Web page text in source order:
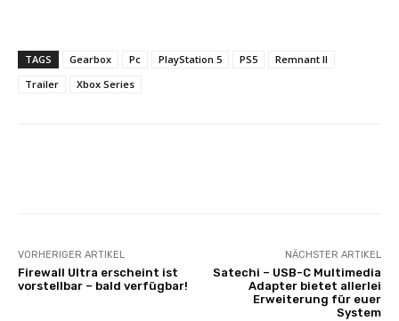
TAGS Gearbox Pc PlayStation 5 PS5
Remnant II
Trailer
Xbox Series
VORHERIGER ARTIKEL
Firewall Ultra erscheint ist
vorstellbar – bald verfügbar!
NÄCHSTER ARTIKEL
Satechi – USB-C Multimedia
Adapter bietet allerlei
Erweiterung für euer
System